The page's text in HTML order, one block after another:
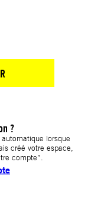
?
lorsque
créé votre espace,
compte”.